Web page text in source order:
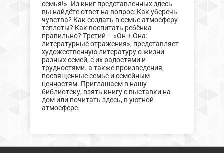
семья!». Из книг представленных здесь
вы найдёте ответ на вопрос: Как уберечь
чувства? Как создать в семье атмосферу
теплоты? Как воспитать ребёнка
правильно? Третий – «Он + Она:
литературные отражения», представляет
художественную литературу о жизни
разных семей, с их радостями и
трудностями. а также произведения,
посвященные семье и семейным
ценностям. Приглашаем в нашу
библиотеку, взять книгу с выставки на
дом или почитать здесь, в уютной
атмосфере.